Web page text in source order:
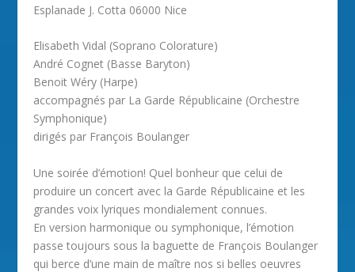
Esplanade J. Cotta 06000 Nice
Elisabeth Vidal (Soprano Colorature)
André Cognet (Basse Baryton)
Benoit Wéry (Harpe)
accompagnés par La Garde Républicaine (Orchestre
Symphonique)
dirigés par François Boulanger
Une soirée d’émotion! Quel bonheur que celui de
produire un concert avec la Garde Républicaine et les
grandes voix lyriques mondialement connues.
En version harmonique ou symphonique, l’émotion
passe toujours sous la baguette de François Boulanger
qui berce d’une main de maître nos si belles oeuvres